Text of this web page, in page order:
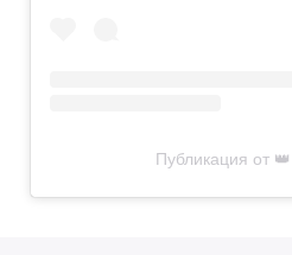
Публикация от